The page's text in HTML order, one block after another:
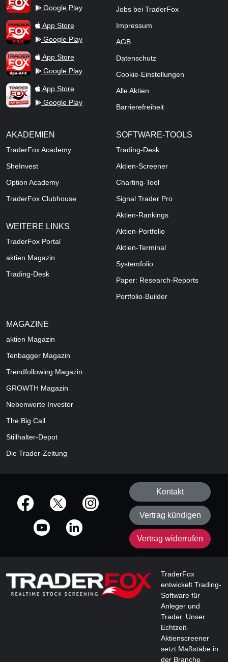
Google Play
TraderFox ProApp Store
Google Play
TraderFox dpa-AFX ProFeed
App Store
Google Play
TraderFox Live Trading
App Store
Google Play
Jobs bei TraderFox
Impressum
AGB
Datenschutz
Cookie-Einstellungen
Alle Aktien
Barrierefreiheit
AKADEMIEN
TraderFox Academy
SheInvest
Option Academy
TraderFox Clubhouse
WEITERE LINKS
TraderFox Portal
aktien Magazin
Trading-Desk
SOFTWARE-TOOLS
Trading-Desk
Aktien-Screener
Charting-Tool
Signal Trader Pro
Aktien-Rankings
Aktien-Portfolio
Aktien-Terminal
Systemfolio
Paper: Research-Reports
Portfolio-Builder
MAGAZINE
aktien Magazin
Tenbagger Magazin
Trendfollowing Magazin
GROWTH Magazin
Nebenwerte Investor
The Big Call
Stillhalter-Depot
Die Trader-Zeitung
offizielle Social Media-Accounts
Kontakt
Vertrag kündigen
Vertrag widerrufen
TraderFox
entwickelt Trading-
Software für
Anleger und
Trader. Unser
Echtzeit-
Aktienscreener
setzt Maßstäbe in
der Branche.